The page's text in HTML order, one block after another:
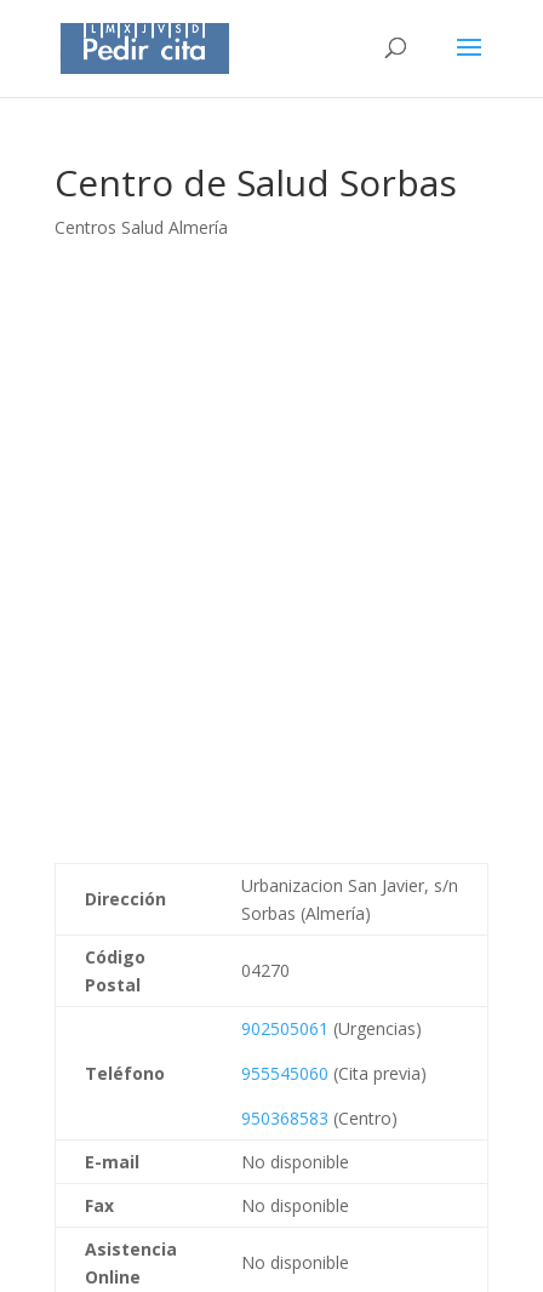
Centro de Salud Sorbas
Centros Salud Almería
Dirección
Urbanizacion San Javier, s/n
Sorbas (Almería)
Código
Postal
04270
Teléfono
902505061 (Urgencias)
955545060 (Cita previa)
950368583 (Centro)
E-mail
No disponible
Fax
No disponible
Asistencia
Online
No disponible